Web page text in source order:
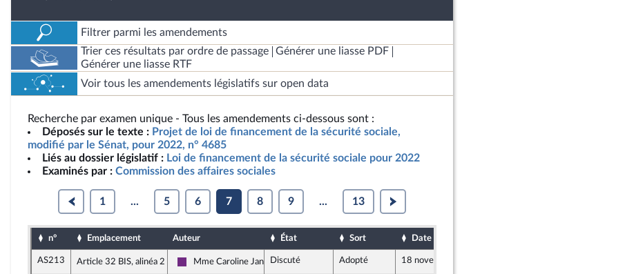
Filtrer parmi les amendements
Trier ces résultats par ordre de passage
Générer une liasse PDF
Générer une liasse RTF
Voir tous les amendements législatifs sur open data
Recherche par examen unique - Tous les amendements ci-dessous sont :
Déposés sur le texte : Projet de loi de financement de la sécurité sociale,
modifié par le Sénat, pour 2022, n° 4685
Liés au dossier législatif : Loi de financement de la sécurité sociale pour 2022
Examinés par : Commission des affaires sociales
1 ... 5 6 7 8 9 ... 13
n° Emplacement Auteur État Sort Date d'examen
AS213 Article 32 BIS, alinéa 2
La République en Marche
Mme Caroline JanvierDiscuté Adopté 18 novembre 2021